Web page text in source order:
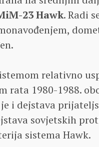
23 Hawk. Radi
relativno
rata 1980-1988.
i dejstava
sovjetskih
sistema Hawk.